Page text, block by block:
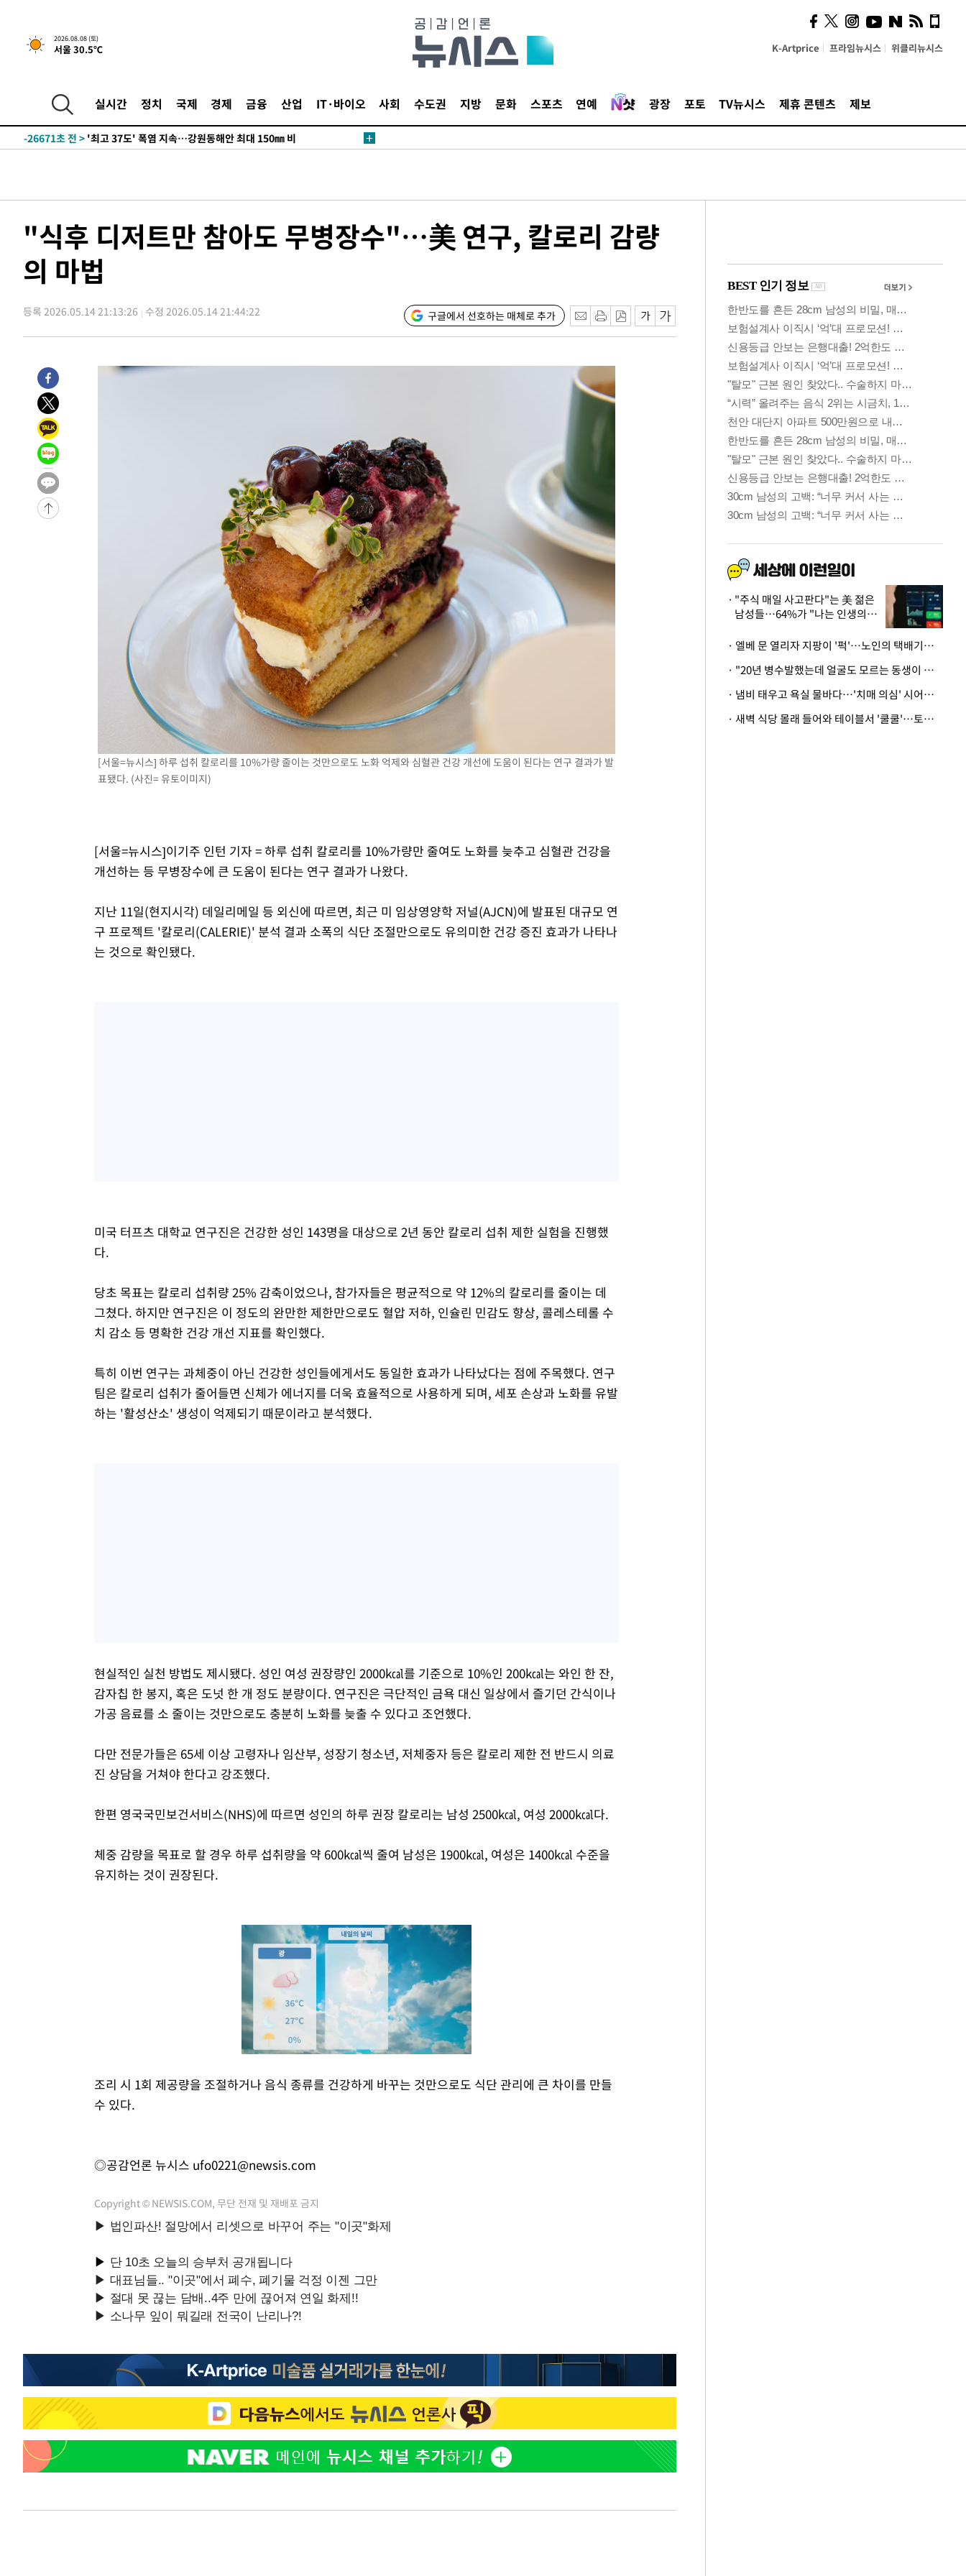
2026.08.08 (토)
서울 30.5℃ K-Artprice 프라임뉴시스 위클리뉴시스
실시간 정치 국제 경제 금융 산업 IT·바이오 사회 수도권 지방 문화 스포츠 연예 광장 포토 TV뉴시스 제휴 콘텐츠 제보
-19817초 전 >
-26671초 전 > '최고 37도' 폭염 지속…강원동해안 최대 150㎜ 비
-19817초 전 >[속보]뉴욕증시 상승 마감…S&P 0.6% 나스닥 1.3%↑
"식후 디저트만 참아도 무병장수"…美 연구, 칼로리 감량
의 마법
등록 2026.05.14 21:13:26 수정 2026.05.14 21:44:22 구글에서 선호하는 매체로 추가
[서울=뉴시스] 하루 섭취 칼로리를 10%가량 줄이는 것만으로도 노화 억제와 심혈관 건강 개선에 도움이 된다는 연구 결과가 발
표됐다. (사진= 유토이미지)
[서울=뉴시스]이기주 인턴 기자 = 하루 섭취 칼로리를 10%가량만 줄여도 노화를 늦추고 심혈관 건강을
개선하는 등 무병장수에 큰 도움이 된다는 연구 결과가 나왔다.
지난 11일(현지시각) 데일리메일 등 외신에 따르면, 최근 미 임상영양학 저널(AJCN)에 발표된 대규모 연
구 프로젝트 '칼로리(CALERIE)' 분석 결과 소폭의 식단 조절만으로도 유의미한 건강 증진 효과가 나타나
는 것으로 확인됐다.
미국 터프츠 대학교 연구진은 건강한 성인 143명을 대상으로 2년 동안 칼로리 섭취 제한 실험을 진행했
다.
당초 목표는 칼로리 섭취량 25% 감축이었으나, 참가자들은 평균적으로 약 12%의 칼로리를 줄이는 데
그쳤다. 하지만 연구진은 이 정도의 완만한 제한만으로도 혈압 저하, 인슐린 민감도 향상, 콜레스테롤 수
치 감소 등 명확한 건강 개선 지표를 확인했다.
특히 이번 연구는 과체중이 아닌 건강한 성인들에게서도 동일한 효과가 나타났다는 점에 주목했다. 연구
팀은 칼로리 섭취가 줄어들면 신체가 에너지를 더욱 효율적으로 사용하게 되며, 세포 손상과 노화를 유발
하는 '활성산소' 생성이 억제되기 때문이라고 분석했다.
현실적인 실천 방법도 제시됐다. 성인 여성 권장량인 2000k㎈를 기준으로 10%인 200k㎈는 와인 한 잔,
감자칩 한 봉지, 혹은 도넛 한 개 정도 분량이다. 연구진은 극단적인 금욕 대신 일상에서 즐기던 간식이나
가공 음료를 소 줄이는 것만으로도 충분히 노화를 늦출 수 있다고 조언했다.
다만 전문가들은 65세 이상 고령자나 임산부, 성장기 청소년, 저체중자 등은 칼로리 제한 전 반드시 의료
진 상담을 거쳐야 한다고 강조했다.
한편 영국국민보건서비스(NHS)에 따르면 성인의 하루 권장 칼로리는 남성 2500k㎈, 여성 2000k㎈다.
체중 감량을 목표로 할 경우 하루 섭취량을 약 600k㎈씩 줄여 남성은 1900k㎈, 여성은 1400k㎈ 수준을
유지하는 것이 권장된다.
조리 시 1회 제공량을 조절하거나 음식 종류를 건강하게 바꾸는 것만으로도 식단 관리에 큰 차이를 만들
수 있다.
◎공감언론 뉴시스 ufo0221@newsis.com
Copyright © NEWSIS.COM, 무단 전재 및 재배포 금지
시, 스마트폰 액세서리에
NFC 더했다
"주식 매일 사고판다"는 美 젊은
남성들…64%가 "나는 인생의
· 엘베 문 열리자 지팡이 '퍽'…노인의 택배기사 폭행 이유
· "20년 병수발했는데 얼굴도 모르는 동생이 유산 절반을"…배다른 형제 상속권 있을까
· 냄비 태우고 욕실 물바다…'치매 의심' 시어머니 검사 권유했다가 '날벼락'
· 새벽 식당 몰래 들어와 테이블서 '쿨쿨'…토사물 남기고 사라진 남성